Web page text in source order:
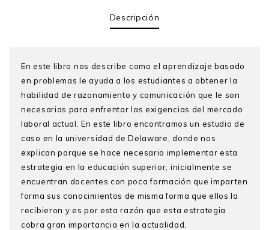
Descripción
En este libro nos describe como el aprendizaje basado
en problemas le ayuda a los estudiantes a obtener la
habilidad de razonamiento y comunicación que le son
necesarias para enfrentar las exigencias del mercado
laboral actual. En este libro encontramos un estudio de
caso en la universidad de Delaware, donde nos
explican porque se hace necesario implementar esta
estrategia en la educación superior, inicialmente se
encuentran docentes con poca formación que imparten
forma sus conocimientos de misma forma que ellos la
recibieron y es por esta razón que esta estrategia
cobra gran importancia en la actualidad.